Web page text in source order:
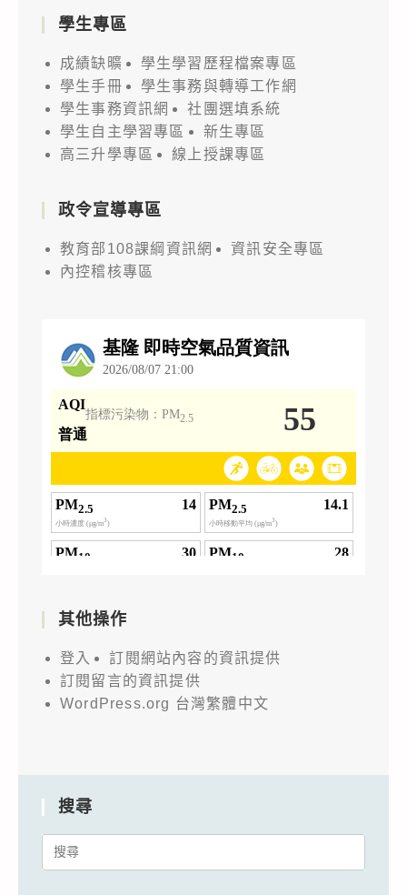
學生專區
成績缺曠
學生學習歷程檔案專區
學生手冊
學生事務與轉導工作網
學生事務資訊網
社團選填系統
學生自主學習專區
新生專區
高三升學專區
線上授課專區
政令宣導專區
教育部108課綱資訊網
資訊安全專區
內控稽核專區
其他操作
登入
訂閱網站內容的資訊提供
訂閱留言的資訊提供
WordPress.org 台灣繁體中文
搜尋
Search